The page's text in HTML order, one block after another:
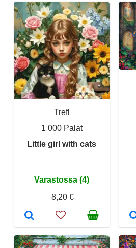
Trefl
1 000 Palat
Little girl with cats
Varastossa (4)
8,20 €